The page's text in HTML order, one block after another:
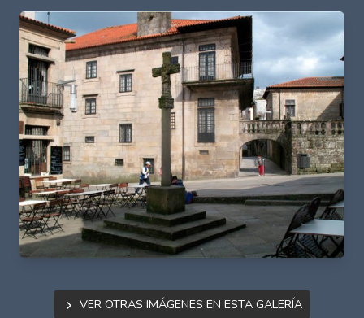
Ver otras imágenes en esta galería